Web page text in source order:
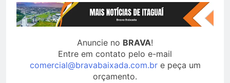
Anuncie no BRAVA!
Entre em contato pelo e-mail
comercial@bravabaixada.com.bre peça um
orçamento.